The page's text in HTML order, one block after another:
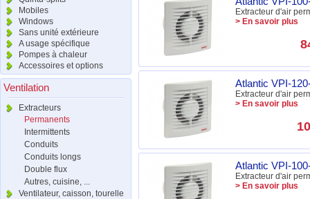
Mobiles
Windows
Sans unité extérieure
A usage spécifique
Pompes à chaleur
Accessoires et options
Ventilation
Extracteurs
Permanents
Intermittents
Conduits
Conduits longs
Double flux
Autres, cuisine, ...
Ventilateur, caisson, tourelle
Extracteur d'air
> En savoir plus
Atlantic VPI-
Extracteur d'air
> En savoir plus
Atlantic VPI-
Extracteur d'air
> En savoir plus